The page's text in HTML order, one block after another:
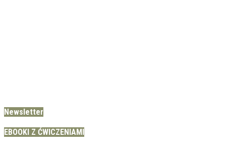
Newsletter
EBOOKI Z ĆWICZENIAMI